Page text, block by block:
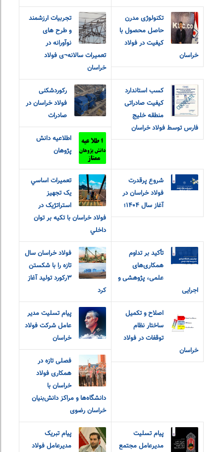
تکنولوژی مدرن
حاصل محصول با
کیفیت در فولاد
خراسان
تجربیات ارزشمند
و طرح های
نوآورانه در
تعمیرات سالانه¬ی فولاد
خراسان
کسب استاندارد
کیفیت صادراتی
منطقه خلیج
فارس توسط فولاد خراسان
رکوردشکنی
فولاد خراسان در
صادرات
اطلاعیه دانش
پژوهان
شروع پرقدرت
فولاد خراسان در
آغاز سال ۱۴۰۴؛
تعميرات اساسي
يک تجهيز
استراتژيک در
فولاد خراسان با تکيه بر توان
داخلي
تأکید بر تداوم
همکاری‌های
علمی، پژوهشی و
اجرایی
فولاد خراسان سال
تازه را با شکستن
۳رکورد تولید آغاز
کرد
اصلاح و تکمیل
ساختار نظام
توقفات در فولاد
خراسان
پیام تسلیت مدیر
عامل شرکت فولاد
خراسان
فصلی تازه در
همکاری فولاد
خراسان با
دانشگاه‌ها و مراکز دانش‌بنیان
خراسان رضوی
پیام‌ ‌تسلیت
مدیرعامل مجتمع
پیام تبریک
مدیرعامل فولاد